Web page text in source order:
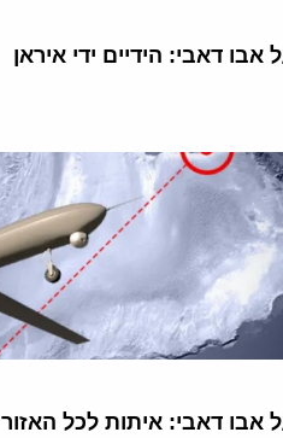
דאבי: הידיים ידי איראן
אבו דאבי: איתות לכל האזור